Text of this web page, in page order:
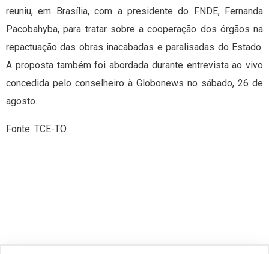
reuniu, em Brasília, com a presidente do FNDE, Fernanda
Pacobahyba, para tratar sobre a cooperação dos órgãos na
repactuação das obras inacabadas e paralisadas do Estado.
A proposta também foi abordada durante entrevista ao vivo
concedida pelo conselheiro à Globonews no sábado, 26 de
agosto.
Fonte: TCE-TO